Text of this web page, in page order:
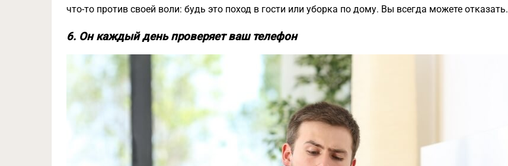
что-то против своей воли: будь это поход в гости или уборка по дому. Вы всегда можете отказать.
6. Он каждый день проверяет ваш телефон